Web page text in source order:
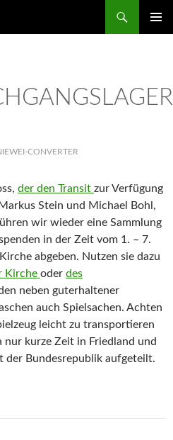
CONVERTER
der den Transit zur Verfügung
Stein und Michael Bohl,
wir wieder eine Sammlung
in der Zeit vom 1. – 7.
abgeben. Nutzen sie dazu
Kirche oder des
neben guterhaltener
auch Spielsachen. Achten
leicht zu transportieren
nur kurze Zeit in Friedland und
der Bundesrepublik aufgeteilt.